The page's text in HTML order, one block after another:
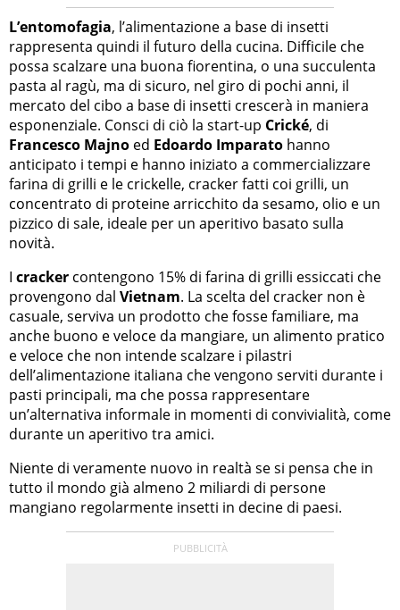
L’entomofagia, l’alimentazione a base di insetti
rappresenta quindi il futuro della cucina. Difficile che
possa scalzare una buona fiorentina, o una succulenta
pasta al ragù, ma di sicuro, nel giro di pochi anni, il
mercato del cibo a base di insetti crescerà in maniera
esponenziale. Consci di ciò la start-up Crické, di
Francesco Majno ed Edoardo Imparato hanno
anticipato i tempi e hanno iniziato a commercializzare
farina di grilli e le crickelle, cracker fatti coi grilli, un
concentrato di proteine arricchito da sesamo, olio e un
pizzico di sale, ideale per un aperitivo basato sulla
novità.
I cracker contengono 15% di farina di grilli essiccati che
provengono dal Vietnam. La scelta del cracker non è
casuale, serviva un prodotto che fosse familiare, ma
anche buono e veloce da mangiare, un alimento pratico
e veloce che non intende scalzare i pilastri
dell’alimentazione italiana che vengono serviti durante i
pasti principali, ma che possa rappresentare
un’alternativa informale in momenti di convivialità, come
durante un aperitivo tra amici.
Niente di veramente nuovo in realtà se si pensa che in
tutto il mondo già almeno 2 miliardi di persone
mangiano regolarmente insetti in decine di paesi.